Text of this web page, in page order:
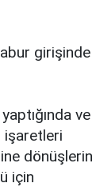
girişinde
ve
işaretleri
dönüşlerin
için